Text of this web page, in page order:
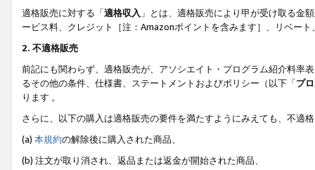
適格販売に対する「適格収入 」とは、適格販売により甲が受け取る金
ービス料、クレジット［注：Amazonポイントを含みます］、リベー
2. 不適格販売
前記にも関わらず、適格販売が、アソシエイト・プログラム紹介料率
るその他の条件、仕様書、ステートメントおよびポリシー（以下「プ
ります 。
さらに、以下の購入は適格販売の要件を満たすようにみえても、不適
(a) 本規約の解除後に購入された商品、
(b) 注文が取り消され、返品または返金が開始された商品、